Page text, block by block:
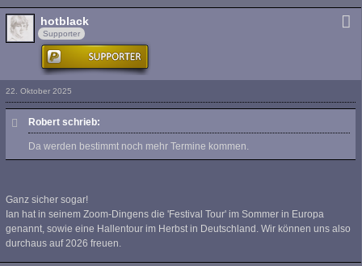
hotblack
Supporter
22. Oktober 2025
Robert schrieb:
Da werden bestimmt noch mehr Termine kommen.
Ganz sicher sogar!
Ian hat in seinem Zoom-Dingens die 'Festival Tour' im Sommer in Europa
genannt, sowie eine Hallentour im Herbst in Deutschland. Wir können uns also
durchaus auf 2026 freuen.